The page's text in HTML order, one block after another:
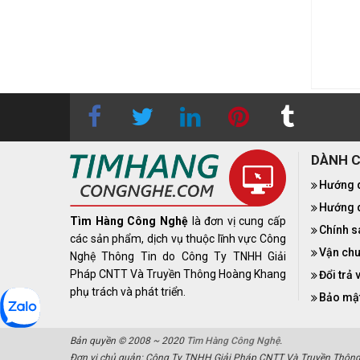
Tìm Hàng Công Nghệ là đơn vị cung cấp
các sản phẩm, dịch vụ thuộc lĩnh vực Công
Nghệ Thông Tin do Công Ty TNHH Giải
Pháp CNTT Và Truyền Thông Hoàng Khang
phụ trách và phát triển.
DÀNH
Hướng
Hướng
Chính
Vận
Đổi trả
Bảo
Bản quyền © 2008 ~ 2020 Tìm Hàng Công Nghệ.
Đơn vị chủ quản: Công Ty TNHH Giải Pháp CNTT Và Truyền